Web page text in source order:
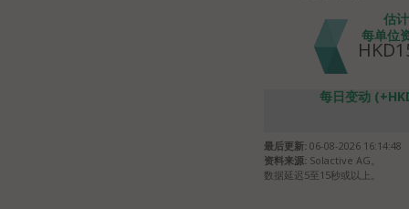
估
每单位
每日变动
最后更新: 06-08-2026 16:14:48
资料来源: Solactive AG。
数据延迟5至15秒或以上。